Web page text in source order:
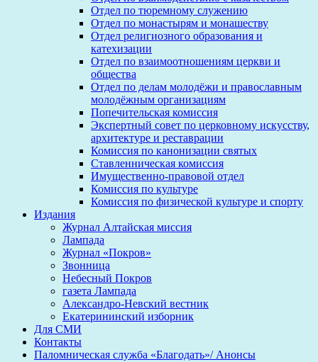
Отдел по тюремному служению
Отдел по монастырям и монашеству
Отдел религиозного образования и
катехизации
Отдел по взаимоотношениям церкви и
общества
Отдел по делам молодёжи и православным
молодёжным организациям
Попечительская комиссия
Экспертный совет по церковному искусству,
архитектуре и реставрации
Комиссия по канонизации святых
Ставленническая комиссия
Имущественно-правовой отдел
Комиссия по культуре
Комиссия по физической культуре и спорту
Издания
Журнал Алтайская миссия
Лампада
Журнал «Покров»
Звонница
Небесный Покров
газета Лампада
Александро-Невский вестник
Екатерининский изборник
Для СМИ
Контакты
Паломническая служба «Благодать»/ Анонсы